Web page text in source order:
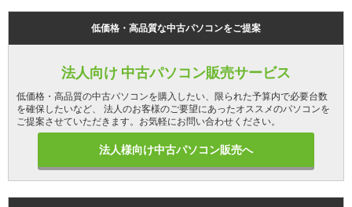
低価格・高品質な中古パソコンをご提案
法人向け 中古パソコン販売サービス
低価格・高品質の中古パソコンを購入したい、限られた予算内で必要台数
を確保したいなど、 法人のお客様のご要望にあったオススメのパソコンを
ご提案させていただきます。お気軽にお問い合わせください。
法人様向け中古パソコン販売へ